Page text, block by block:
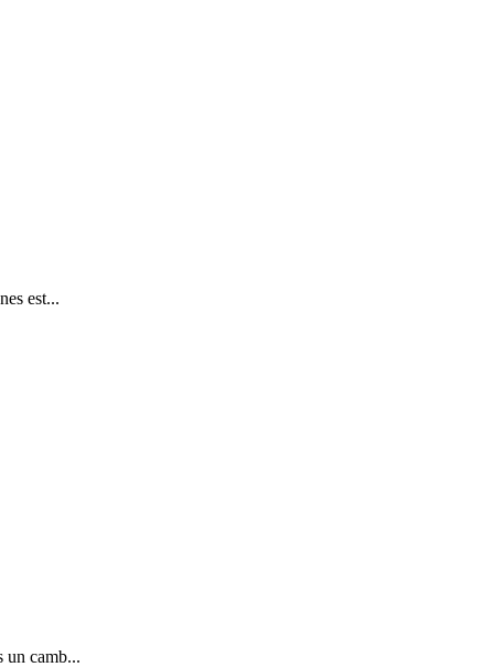
est...
un camb...